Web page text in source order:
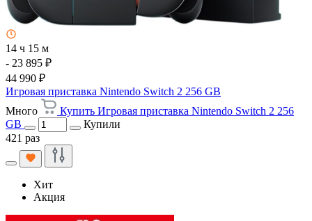
14 ч 15 м
- 23 895 ₽
44 990 ₽
Игровая приставка Nintendo Switch 2 256 GB
Много
Купить Игровая приставка Nintendo Switch 2 256
GB
Купили
421 раз
Хит
Акция